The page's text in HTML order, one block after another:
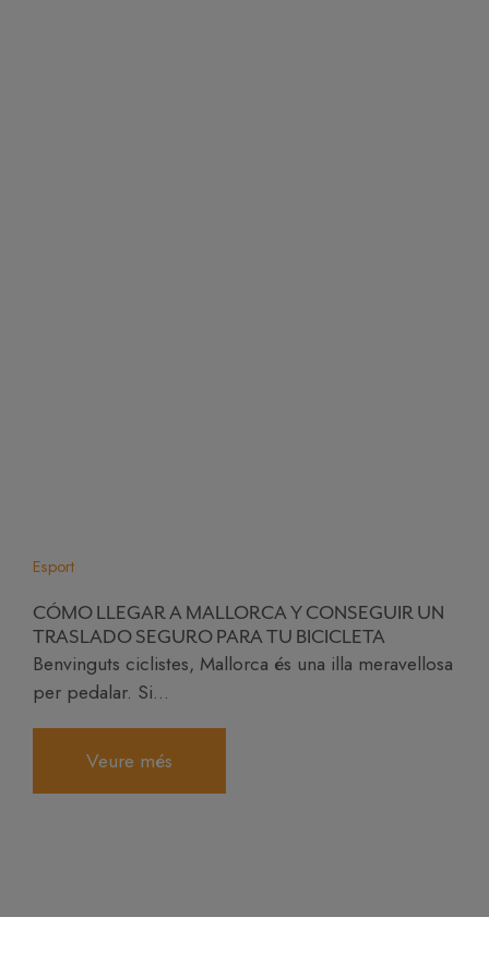
Esport
CÓMO LLEGAR A MALLORCA Y CONSEGUIR UN
TRASLADO SEGURO PARA TU BICICLETA
Benvinguts ciclistes, Mallorca és una illa meravellosa
per pedalar. Si...
Veure més